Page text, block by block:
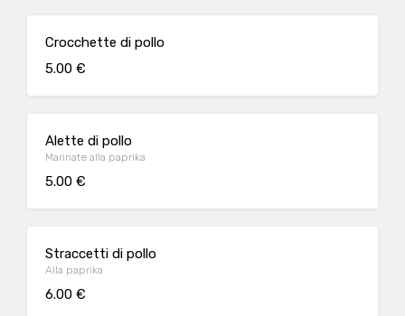
Crocchette di pollo
5.00 €
Alette di pollo
Marinate alla paprika
5.00 €
Straccetti di pollo
Alla paprika
6.00 €